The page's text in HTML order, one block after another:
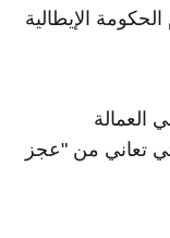
الإيطالية
تعاني من "عجز